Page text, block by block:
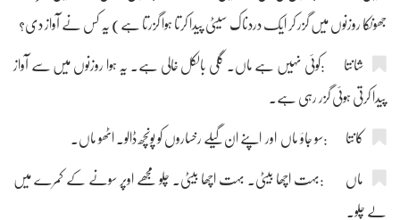
جھونکا روزنوں میں گزر کر ایک دردناک سیٹی پیدا کرتا ہوا گزرتا ہے) یہ کس نے آواز دی؟
شانتا :کوئی نہیں ہے ماں۔ گلی بالکل خالی ہے۔ یہ ہوا روزنوں میں سے آواز
پیدا کرتی ہوئی گزر رہی ہے۔
کانتا :سو جاؤ ماں اور اپنے ان گیلے رخساروں کو پونچھ ڈالو۔ اٹھو ماں۔
ماں :بہت اچھا بیٹی۔ بہت اچھا بیٹی۔ چلو مجھے اوپر سونے کے کمرے میں
لے چلو۔